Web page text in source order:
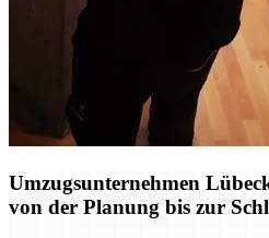
Umzugsunternehmen
von der Planung bis zur